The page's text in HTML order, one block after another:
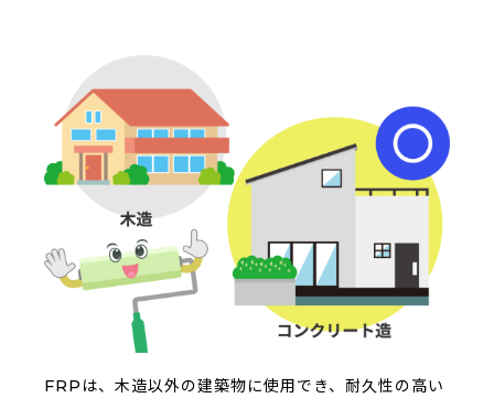
FRPは、木造以外の建築物に使用でき、耐久性の高い